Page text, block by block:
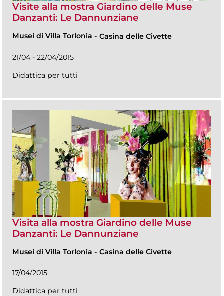
Visite alla mostra Giardino delle Muse
Danzanti: Le Dannunziane
Musei di Villa Torlonia - Casina delle Civette
21/04 - 22/04/2015
Didattica per tutti
Visita alla mostra Giardino delle Muse
Danzanti: Le Dannunziane
Musei di Villa Torlonia - Casina delle Civette
17/04/2015
Didattica per tutti